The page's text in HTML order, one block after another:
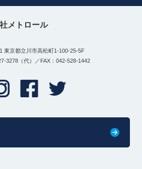
メトロール
東京都立川市高松町1-100-25-5F
3278（代）／FAX：042-528-1442